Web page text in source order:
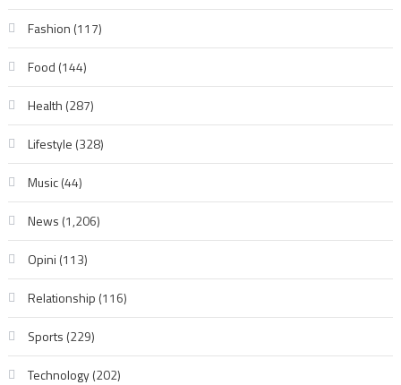
Fashion (117)
Food (144)
Health (287)
Lifestyle (328)
Music(44)
News (1,206)
Opini (113)
Relationship (116)
Sports (229)
Technology(202)